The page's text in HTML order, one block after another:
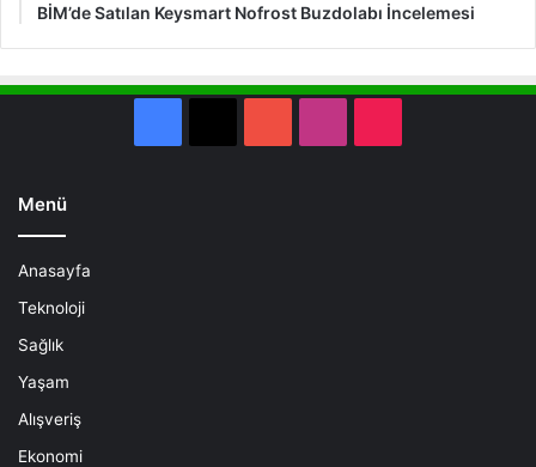
BİM’de Satılan Keysmart Nofrost Buzdolabı İncelemesi
Menü
Anasayfa
Teknoloji
Sağlık
Yaşam
Alışveriş
Ekonomi